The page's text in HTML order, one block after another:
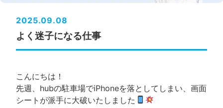
2025.09.08
よく迷子になる仕事
こんにちは！
先週、hubの駐車場でiPhoneを落としてしまい、画面
シートが派手に大破いたしました